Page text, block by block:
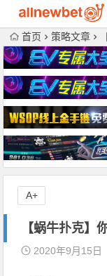
首页 策略文章
【蜗牛扑克】
2020年9月15日
A+